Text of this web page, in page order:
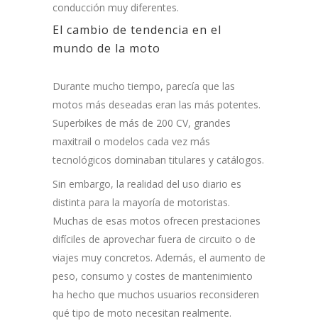
conducción muy diferentes.
El cambio de tendencia en el
mundo de la moto
Durante mucho tiempo, parecía que las
motos más deseadas eran las más potentes.
Superbikes de más de 200 CV, grandes
maxitrail o modelos cada vez más
tecnológicos dominaban titulares y catálogos.
Sin embargo, la realidad del uso diario es
distinta para la mayoría de motoristas.
Muchas de esas motos ofrecen prestaciones
difíciles de aprovechar fuera de circuito o de
viajes muy concretos. Además, el aumento de
peso, consumo y costes de mantenimiento
ha hecho que muchos usuarios reconsideren
qué tipo de moto necesitan realmente.